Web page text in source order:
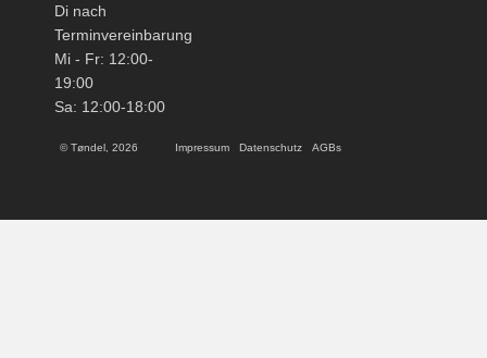
Di nach
Terminvereinbarung
Mi - Fr: 12:00-
19:00
Sa: 12:00-18:00
© Tøndel, 2026 Impressum Datenschutz AGBs